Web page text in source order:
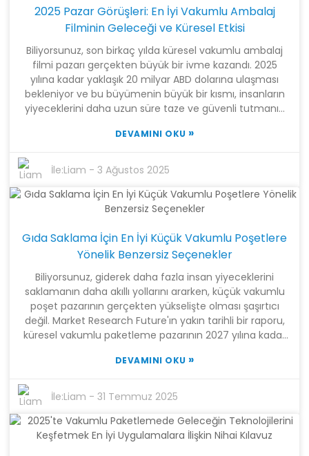
Tangke New Materials Technology Co., Ltd. olarak,
çeşitli ambalaj ihtiyaçlarına uyacak şekilde tasarlanmış,
bazılarını sunmak için bilimsel araştırma, üretim ve
satışı harmanlıyoruz. Bu filmleri düşünüyorsanız, sektör
standartlarını karşılayan ve müşterilerinizi memnun
eden akıllı bir seçim yapabilmeniz için özelliklerini ve
kullanımlarını anlamanız gerçekten çok önemlidir.
2025 Pazar Görüşleri: En İyi Vakumlu Ambalaj
Filminin Geleceği ve Küresel Etkisi
Biliyorsunuz, son birkaç yılda küresel vakumlu ambalaj
filmi pazarı gerçekten büyük bir ivme kazandı. 2025
yılına kadar yaklaşık 20 milyar ABD dolarına ulaşması
bekleniyor ve bu büyümenin büyük bir kısmı, insanların
yiyeceklerini daha uzun süre taze ve güvenli tutmanın
Bu alanda inovasyondan bahsettiğimizde, Shanghai
bahsetmeliyiz. Bu şirket, bu hızla büyüyen pazara
girmeye hazır. Araştırmayı üretim ve satışla birleştirerek
birçok farklı sektöre hitap eden gerçekten gelişmiş
çözümler sunuyorlar. Ayrıca, sürdürülebilirliğe ve daha
var ve bu da vakumlu ambalaj filmi teknolojisinde
etkileyici atılımlara yol açtı. Bu blog yazısında, vakumlu
inceleyeceğiz. Ayrıca, Çin'in yüksek kaliteli ürünler
üretmede nasıl kilit bir oyuncu haline geldiğine ve
Shanghai Tangke gibi şirketlerin bu heyecan verici
dönüşümde nasıl öncülük ettiğine ışık tutacağız.
DEVAMINI OKU »
İle:Liam -3 Ağustos 2025
Gıda Saklama İçin En İyi Küçük Vakumlu Poşetlere
Yönelik Benzersiz Seçenekler
Biliyorsunuz, giderek daha fazla insan yiyeceklerini
saklamanın daha akıllı yollarını ararken, küçük vakumlu
poşet pazarının gerçekten yükselişte olması şaşırtıcı
değil. Market Research Future'ın yakın tarihli bir raporu,
küresel vakumlu paketleme pazarının 2027 yılına kadar
Bu vakumlu poşetler, yiyeceklerin taze kalması ve daha
Tangke New Materials Technology Co., Ltd. olarak tüm
bu hareketliliğin tam ortasındayız. Satış çabalarımızla
oldukça gelişmiş araştırma ve üretim tekniklerini
birleştirerek birinci sınıf üflemeli filmler ve poşet üretim
DEVAMINI OKU »
İle:Liam -31 Temmuz 2025